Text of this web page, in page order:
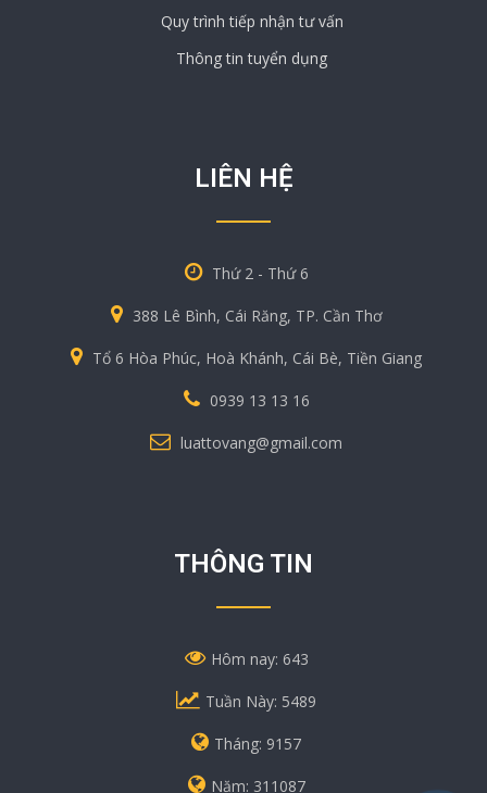
Quy trình tiếp nhận tư vấn
Thông tin tuyển dụng
LIÊN HỆ
Thứ 2 - Thứ 6
388 Lê Bình, Cái Răng, TP. Cần Thơ
Tổ 6 Hòa Phúc, Hoà Khánh, Cái Bè, Tiền Giang
0939 13 13 16
luattovang@gmail.com
THÔNG TIN
Hôm nay: 643
Tuần Này: 5489
Tháng: 9157
Năm: 311087